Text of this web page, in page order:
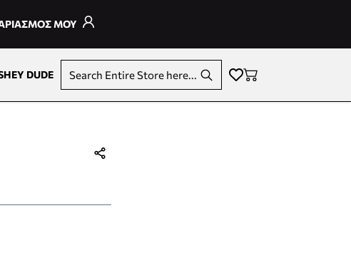
ΜΟΥ
HEY DUDE Search Entire Store here...